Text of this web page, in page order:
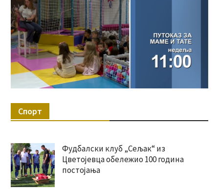
Спорт
Фудбалски клуб „Сељак“ из
Цветојевца обележио 100 година
постојања